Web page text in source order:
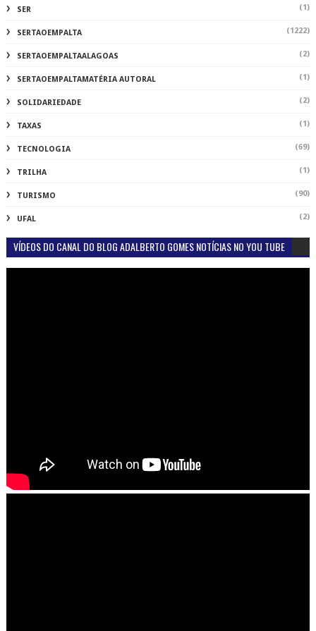
SER (1)
SERTAOEMPALTA (1222)
SERTAOEMPALTAALAGOAS (2)
SERTAOEMPALTAMATÉRIA AUTORAL (1)
SOLIDARIEDADE (2)
TAXAS (1)
TECNOLOGIA (69)
TRILHA (1)
TURISMO (90)
UFAL (2)
VÍDEOS DO CANAL DO BLOG ADALBERTO GOMES NOTÍCIAS NO YOU TUBE